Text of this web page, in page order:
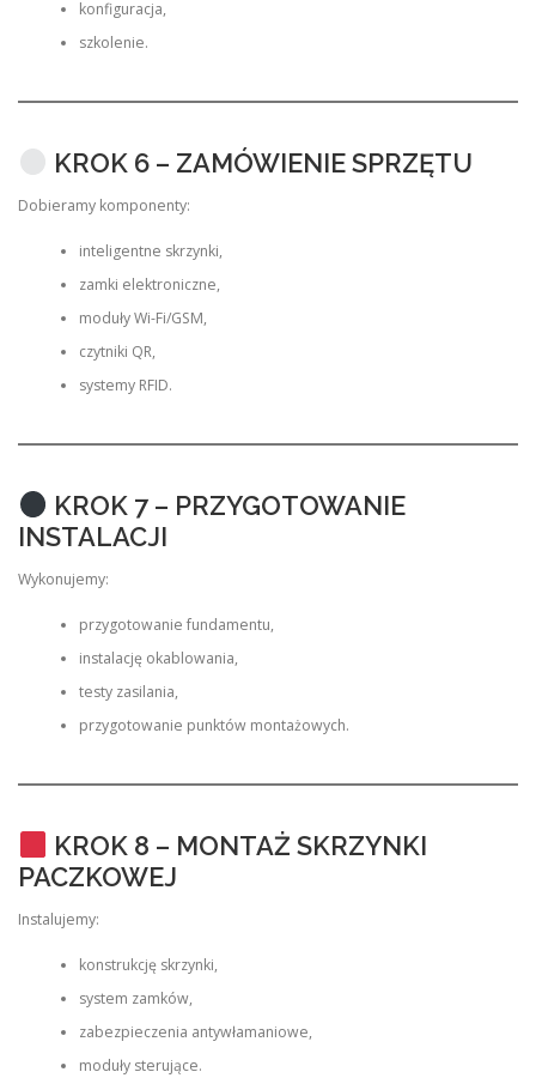
konfiguracja,
szkolenie.
KROK 6 – ZAMÓWIENIE SPRZĘTU
Dobieramy komponenty:
inteligentne skrzynki,
zamki elektroniczne,
moduły Wi-Fi/GSM,
czytniki QR,
systemy RFID.
KROK 7 – PRZYGOTOWANIE
INSTALACJI
Wykonujemy:
przygotowanie fundamentu,
instalację okablowania,
testy zasilania,
przygotowanie punktów montażowych.
KROK 8 – MONTAŻ SKRZYNKI
PACZKOWEJ
Instalujemy:
konstrukcję skrzynki,
system zamków,
zabezpieczenia antywłamaniowe,
moduły sterujące.